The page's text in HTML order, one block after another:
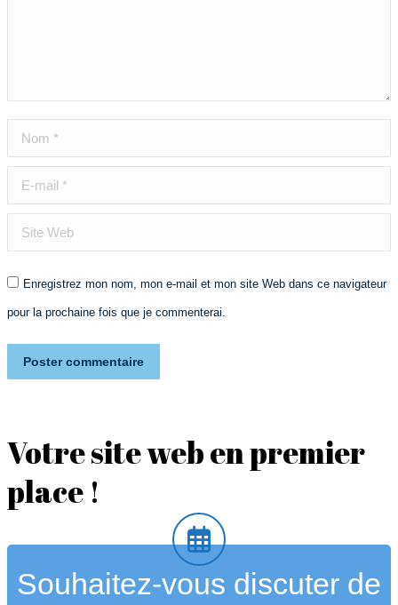
Nom *
E-mail *
Site Web
Enregistrez mon nom, mon e-mail et mon site Web dans ce navigateur
pour la prochaine fois que je commenterai.
Poster commentaire
Votre site web en premier
place !
Souhaitez-vous discuter de